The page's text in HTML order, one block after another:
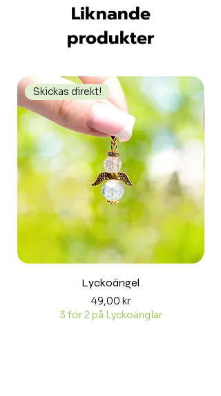
Liknande
produkter
Skickas direkt!
Lyckoängel
Pris
49,00 kr
3 för 2 på Lyckoänglar